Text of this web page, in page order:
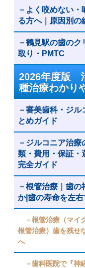
よく咬めない・
る方へ｜原因別の
鶴見駅の歯のク
取り・PMTC
2026年度版
種治療わかり
審美歯科・ジル
とめガイド
ジルコニア治療
類・費用・保証・
完全ガイド
根管治療｜歯の
か|歯の寿命を左
根管治療（マイ
根管治療）歯を残せ
へ
歯科医院で『神